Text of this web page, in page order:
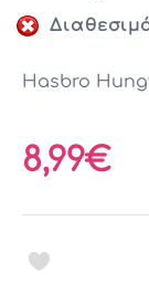
Hasbro
8,99€